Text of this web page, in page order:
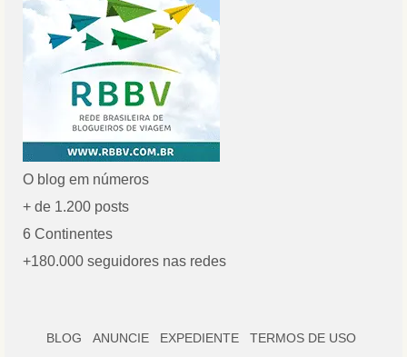
O blog em números
+ de 1.200 posts
6 Continentes
+180.000 seguidores nas redes
BLOG ANUNCIE EXPEDIENTE
TERMOS DE USO